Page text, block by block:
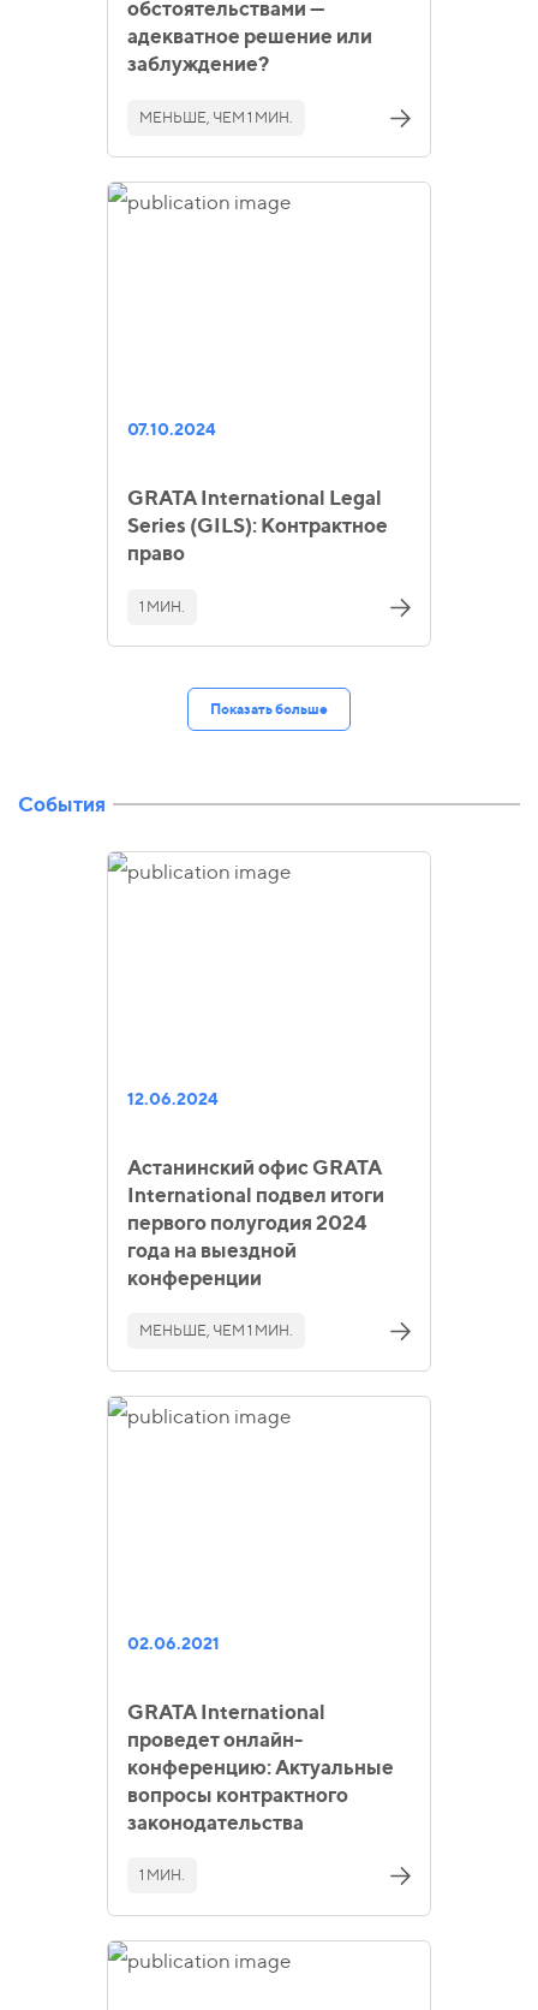
обстоятельствами —
адекватное решение или
заблуждение?
МЕНЬШЕ, ЧЕМ 1 МИН.
07.10.2024
GRATA International Legal
Series (GILS): Контрактное
право
1 МИН.
Показать больше
События
12.06.2024
Астанинский офис GRATA
International подвел итоги
первого полугодия 2024
года на выездной
конференции
МЕНЬШЕ, ЧЕМ 1 МИН.
02.06.2021
GRATA International
проведет онлайн-
конференцию: Актуальные
вопросы контрактного
законодательства
1 МИН.